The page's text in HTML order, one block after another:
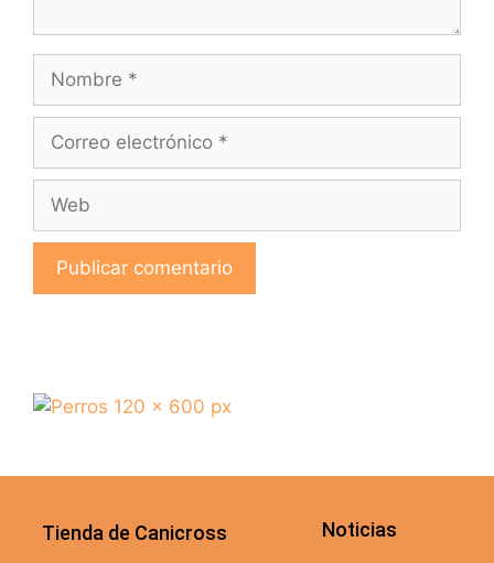
Tienda de Canicross Noticias